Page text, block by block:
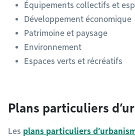
Équipements collectifs et
Développement économique
Patrimoine et paysage
Environnement
Espaces verts et récréatifs
Plans particuliers
Les plans particuliers